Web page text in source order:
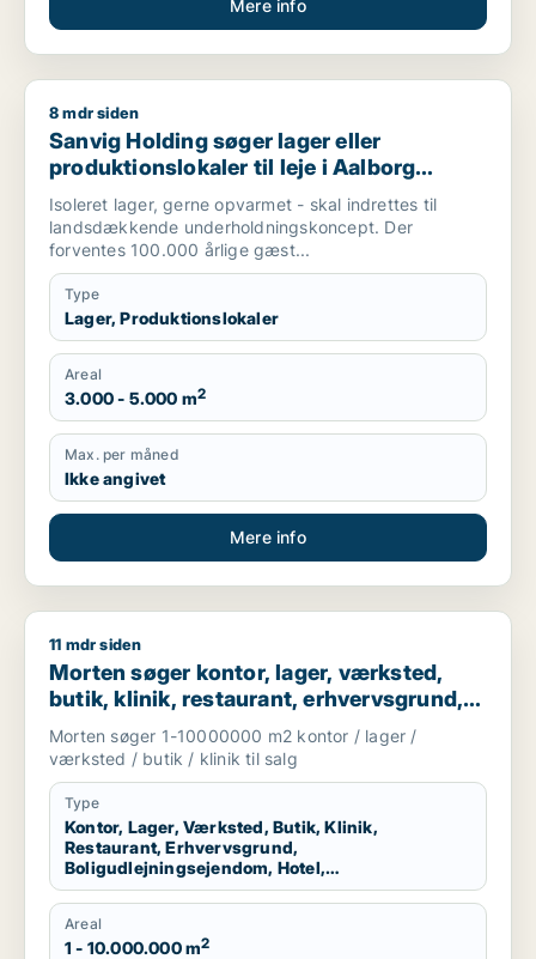
Mere info
Sanvig Holding søger lager eller produktionslokaler til leje i
8 mdr siden
Sanvig Holding søger lager eller
produktionslokaler til leje i Aalborg
Centrum, Aalborg SV eller Aalborg SØ
m.fl.
Isoleret lager, gerne opvarmet - skal indrettes til
landsdækkende underholdningskoncept. Der
forventes 100.000 årlige gæst...
Type
Lager, Produktionslokaler
Areal
3.000 - 5.000 m2
Max. per måned
Ikke angivet
Mere info
Morten søger kontor, lager, værksted, butik, klinik,
11 mdr siden
Morten søger kontor, lager, værksted,
butik, klinik, restaurant, erhvervsgrund,
boligudlejningsejendom, hotel eller
produktionslokaler til salg i Region
Nordjylland
Morten søger 1-10000000 m2 kontor / lager /
værksted / butik / klinik til salg
Type
Kontor, Lager, Værksted, Butik, Klinik,
Restaurant, Erhvervsgrund,
Boligudlejningsejendom, Hotel,
Produktionslokaler
Areal
1 - 10.000.000 m2